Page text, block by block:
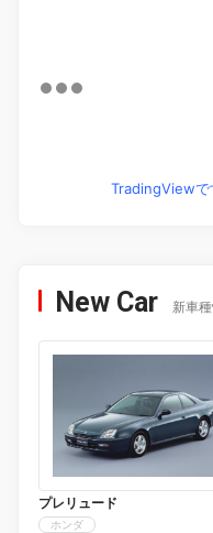
TradingViewで
New Car 新車
プレリュード
ホンダ